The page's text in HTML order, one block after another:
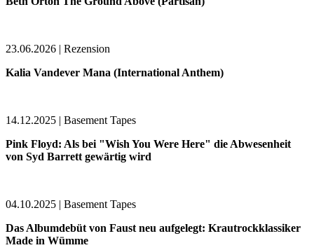
23.06.2026 | Rezension
Kalia Vandever Mana (International Anthem)
14.12.2025 | Basement Tapes
Pink Floyd: Als bei "Wish You Were Here" die Abwesenheit
von Syd Barrett gewärtig wird
04.10.2025 | Basement Tapes
Das Albumdebüt von Faust neu aufgelegt: Krautrockklassiker
Made in Wümme